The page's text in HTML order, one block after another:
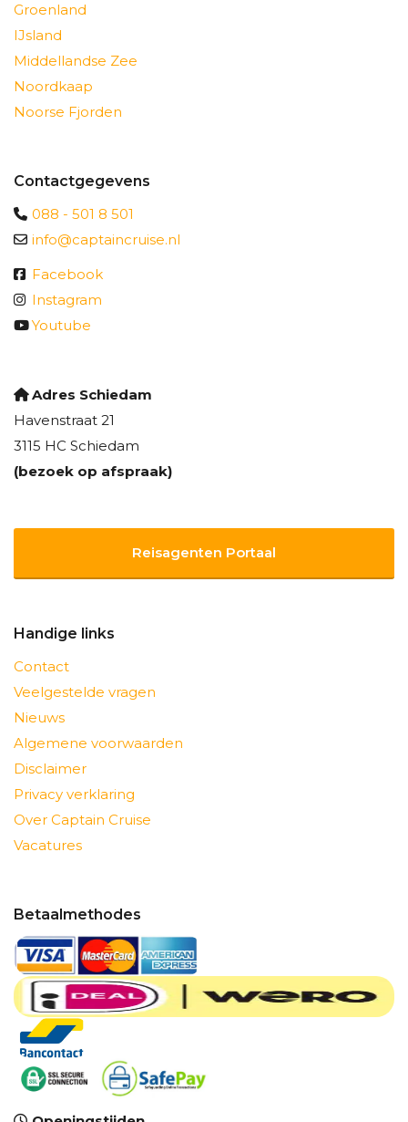
Groenland
IJsland
Middellandse Zee
Noordkaap
Noorse Fjorden
Contactgegevens
088 - 501 8 501
info@captaincruise.nl
Facebook
Instagram
Youtube
Adres Schiedam
Havenstraat 21
3115 HC Schiedam
(bezoek op afspraak)
Reisagenten Portaal
Handige links
Contact
Veelgestelde vragen
Nieuws
Algemene voorwaarden
Disclaimer
Privacy verklaring
Over Captain Cruise
Vacatures
Betaalmethodes